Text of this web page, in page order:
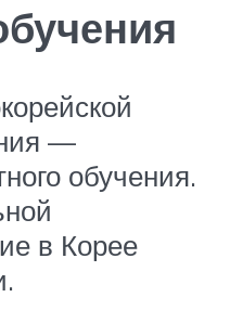
—
обучения.
в Корее